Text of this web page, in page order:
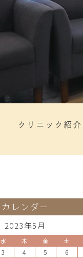
クリニック紹介
カレンダー
2023年5月
水 木 金 土
3 4 5 6